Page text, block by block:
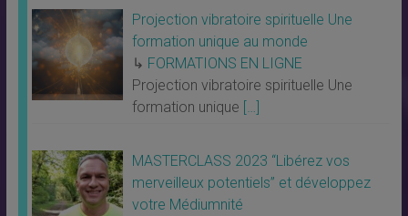
Projection vibratoire spirituelle Une
formation unique au monde
↳ FORMATIONS EN LIGNE
Projection vibratoire spirituelle Une
formation unique […]
MASTERCLASS 2023 “Libérez vos
merveilleux potentiels” et développez
votre Médiumnité